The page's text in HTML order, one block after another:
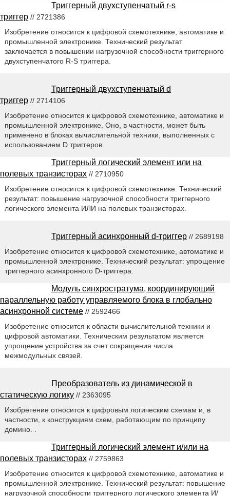
Триггерный двухступенчатый r-s
триггер // 2721386
Изобретение относится к цифровой схемотехнике, автоматике и
промышленной электронике. Технический результат
заключается в повышении нагрузочной способности триггерного
двухступенчатого R-S триггера.
Триггерный двухступенчатый d
триггер // 2714106
Изобретение относится к цифровой схемотехнике, автоматике и
промышленной электронике. Оно, в частности, может быть
применено в блоках вычислительной техники, выполненных с
использованием D триггеров.
Триггерный логический элемент или на
полевых транзисторах // 2710950
Изобретение относится к цифровой схемотехнике. Технический
результат: повышение нагрузочной способности триггерного
логического элемента ИЛИ на полевых транзисторах.
Триггерный асинхронный d-триггер // 2689198
Изобретение относится к цифровой схемотехнике, автоматике и
промышленной электронике. Технический результат: упрощение
триггерного асинхронного D-триггера.
Модуль синхростратума, координирующий
параллельную работу управляемого блока в глобально
асинхронной системе // 2592466
Изобретение относится к области вычислительной техники и
цифровой автоматики. Техническим результатом является
упрощение устройства за счет сокращения числа
межмодульных связей.
Преобразователь из динамической в
статическую логику // 2363095
Изобретение относится к цифровым логическим схемам и, в
частности, к конструкциям схем, работающим по принципу
домино. .
Триггерный логический элемент и/или на
полевых транзисторах // 2759863
Изобретение относится к цифровой схемотехнике, автоматике и
промышленной электронике. Технический результат: повышение
нагрузочной способности триггерного логического элемента И/